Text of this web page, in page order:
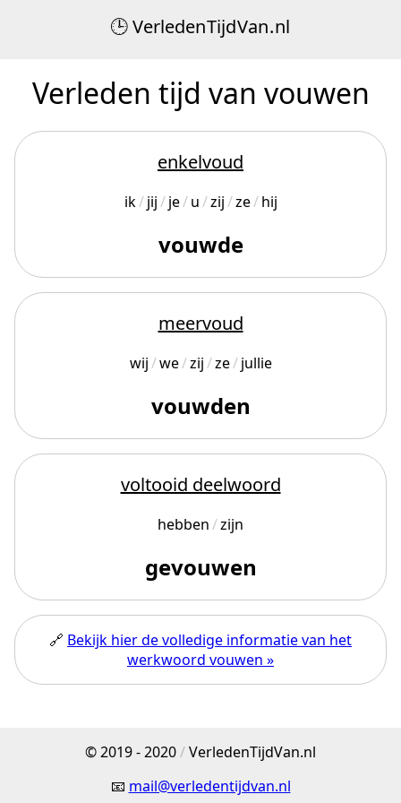
VerledenTijdVan.nl
Verleden tijd van vouwen
enkelvoud
ik jij je u zij ze hij
vouwde
meervoud
wij we zij ze jullie
vouwden
voltooid deelwoord
hebben zijn
gevouwen
🔗 Bekijk hier de volledige informatie van het
werkwoord vouwen »
© 2019 - 2020/VerledenTijdVan.nl
📧 mail@verledentijdvan.nl